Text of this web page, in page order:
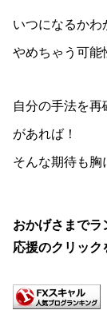
いつになるかわ
やめちゃう可能
自分の手法を
があれば！
そんな期待も胸
おかげさまでラ
応援のクリック